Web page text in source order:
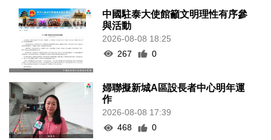
中國駐泰大使館籲文明理性有序參
與活動
2026-08-08 18:25
267
0
婦聯擬新城A區設長者中心明年運
作
2026-08-08 17:39
468
0